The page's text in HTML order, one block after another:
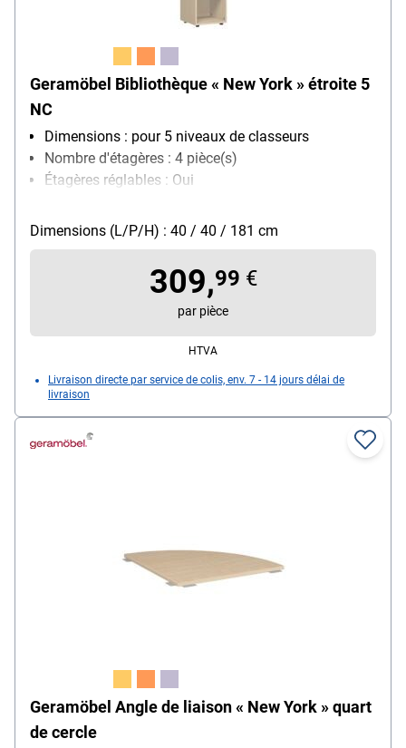
Geramöbel Bibliothèque « New York » étroite 5
NC
Dimensions : pour 5 niveaux de classeurs
Nombre d'étagères : 4 pièce(s)
Étagères réglables : Oui
Modèle de piètement : sur patins
Particularités : ajustement de la hauteur
Dimensions (L/P/H) : 40 / 40 / 181 cm
309,99 €
par pièce
HTVA
Livraison directe par service de colis, env. 7 - 14 jours délai de
livraison
Geramöbel Angle de liaison « New York » quart
de cercle